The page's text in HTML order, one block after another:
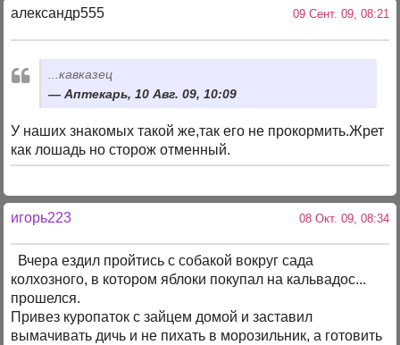
александр555 09 Сент. 09, 08:21
...кавказец
Аптекарь, 10 Авг. 09, 10:09
У наших знакомых такой же,так его не прокормить.Жрет
как лошадь но сторож отменный.
игорь223 08 Окт. 09, 08:34
Вчера ездил пройтись с собакой вокруг сада
колхозного, в котором яблоки покупал на кальвадос...
прошелся.
Привез куропаток с зайцем домой и заставил
вымачивать дичь и не пихать в морозильник, а готовить